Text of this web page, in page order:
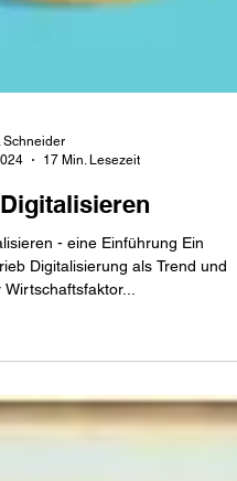
17 Min. Lesezeit
- eine Einführung Ein